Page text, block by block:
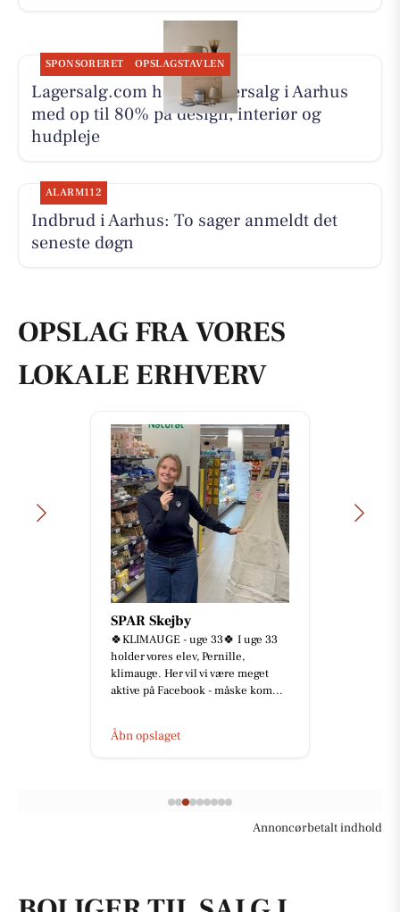
SPONSORERET OPSLAGSTAVLEN
Lagersalg.com holder lagersalg i Aarhus
med op til 80% på design, interiør og
hudpleje
ALARM112
Indbrud i Aarhus: To sager anmeldt det
seneste døgn
OPSLAG FRA VORES
LOKALE ERHVERV
Åkrogens Strandkiosk
Lukket i dag, fredag d. 7/8.
Åbn opslaget
Annoncørbetalt indhold